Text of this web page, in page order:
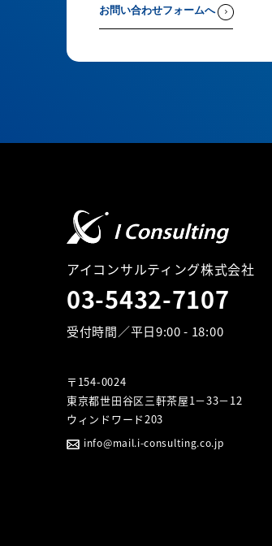
お問い合わせフォームへ
アイコンサルティング株式会社
03-5432-7107
受付時間／平日9:00 - 18:00
〒154-0024
東京都世田谷区三軒茶屋1－33－12
ウィンドワード203
info@mail.i-consulting.co.jp